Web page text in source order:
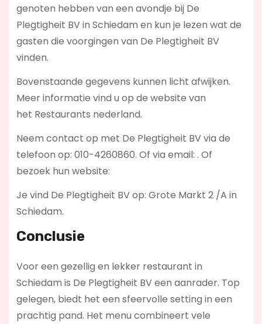
genoten hebben van een avondje bij De
Plegtigheit BV in Schiedam en kun je lezen wat de
gasten die voorgingen van De Plegtigheit BV
vinden.
Bovenstaande gegevens kunnen licht afwijken.
Meer informatie vind u op de website van
het Restaurants nederland.
Neem contact op met De Plegtigheit BV via de
telefoon op: 010-4260860. Of via email: . Of
bezoek hun website:
Je vind De Plegtigheit BV op: Grote Markt 2 /A in
Schiedam.
Conclusie
Voor een gezellig en lekker restaurant in
Schiedam is De Plegtigheit BV een aanrader. Top
gelegen, biedt het een sfeervolle setting in een
prachtig pand. Het menu combineert vele